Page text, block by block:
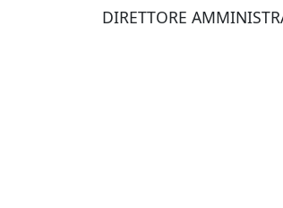
DIRETTORE